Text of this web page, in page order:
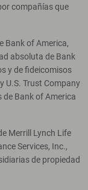
compañías que
Bank of America,
absoluta de Bank
y de fideicomisos
U.S. Trust Company
Bank of America
Merrill Lynch Life
Services, Inc.,
de propiedad